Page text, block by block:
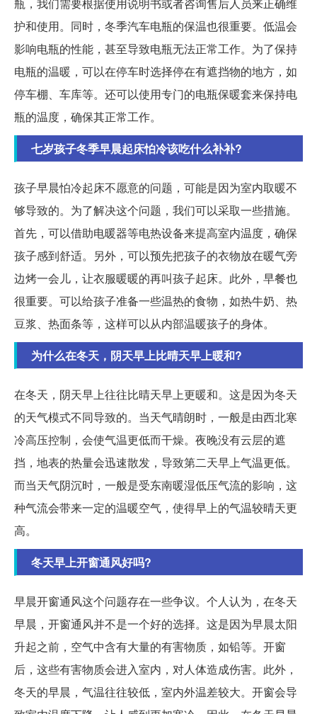
护和使用。同时，冬季汽车电瓶的保温也很重要。低温会
影响电瓶的性能，甚至导致电瓶无法正常工作。为了保持
电瓶的温暖，可以在停车时选择停在有遮挡物的地方，如
停车棚、车库等。还可以使用专门的电瓶保暖套来保持电
瓶的温度，确保其正常工作。
七岁孩子冬季早晨起床怕冷该吃什么补补?
孩子早晨怕冷起床不愿意的问题，可能是因为室内取暖不
够导致的。为了解决这个问题，我们可以采取一些措施。
首先，可以借助电暖器等电热设备来提高室内温度，确保
孩子感到舒适。另外，可以预先把孩子的衣物放在暖气旁
边烤一会儿，让衣服暖暖的再叫孩子起床。此外，早餐也
很重要。可以给孩子准备一些温热的食物，如热牛奶、热
豆浆、热面条等，这样可以从内部温暖孩子的身体。
为什么在冬天，阴天早上比晴天早上暖和?
在冬天，阴天早上往往比晴天早上更暖和。这是因为冬天
的天气模式不同导致的。当天气晴朗时，一般是由西北寒
冷高压控制，会使气温更低而干燥。夜晚没有云层的遮
挡，地表的热量会迅速散发，导致第二天早上气温更低。
而当天气阴沉时，一般是受东南暖湿低压气流的影响，这
种气流会带来一定的温暖空气，使得早上的气温较晴天更
高。
冬天早上开窗通风好吗?
早晨开窗通风这个问题存在一些争议。个人认为，在冬天
早晨，开窗通风并不是一个好的选择。这是因为早晨太阳
升起之前，空气中含有大量的有害物质，如铅等。开窗
后，这些有害物质会进入室内，对人体造成伤害。此外，
冬天的早晨，气温往往较低，室内外温差较大。开窗会导